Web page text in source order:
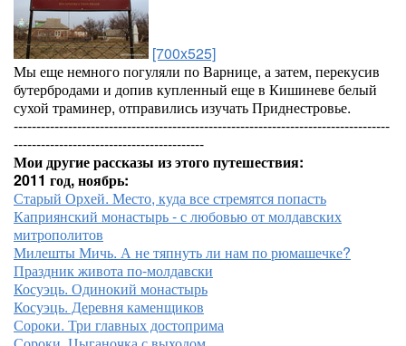
[700x525]
Мы еще немного погуляли по Варнице, а затем, перекусив
бутербродами и допив купленный еще в Кишиневе белый
сухой траминер, отправились изучать Приднестровье.
-----------------------------------------------------------------------------------
------------------------------------------
Мои другие рассказы из этого путешествия:
2011 год, ноябрь:
Старый Орхей. Место, куда все стремятся попасть
Каприянский монастырь - с любовью от молдавских
митрополитов
Милешты Мичь. А не тяпнуть ли нам по рюмашечке?
Праздник живота по-молдавски
Косуэць. Одинокий монастырь
Косуэць. Деревня каменщиков
Сороки. Три главных достоприма